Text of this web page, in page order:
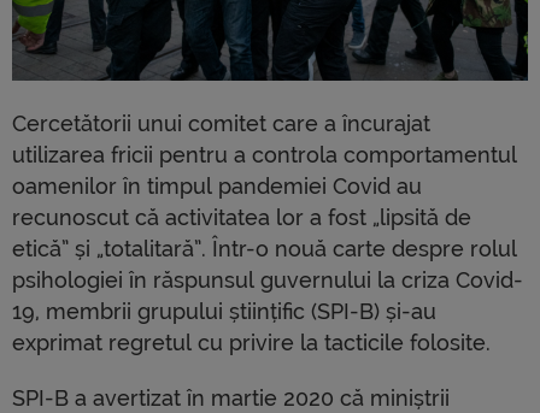
Cercetătorii unui comitet care a încurajat
utilizarea fricii pentru a controla comportamentul
oamenilor în timpul pandemiei Covid au
recunoscut că activitatea lor a fost „lipsită de
etică” și „totalitară”. Într-o nouă carte despre rolul
psihologiei în răspunsul guvernului la criza Covid-
19, membrii grupului științific (SPI-B) și-au
exprimat regretul cu privire la tacticile folosite.
SPI-B a avertizat în martie 2020 că miniștrii